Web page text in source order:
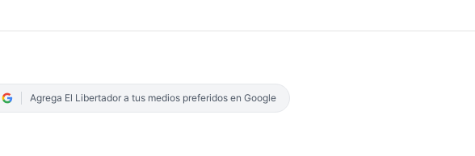
Agrega El Libertador a tus medios preferidos en Google